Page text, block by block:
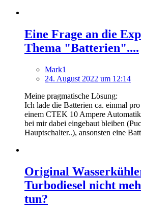
Eine Frage an die
Thema "Batterien"....
Mark1
24. August 2022 um 12:14
Meine pragmatische Lösung:
Ich lade die Batterien ca. einmal
einem CTEK 10 Ampere
bei mir dabei eingebaut bleiben
Hauptschalter..), ansonsten eine
Original
Turbodiesel nicht
tun?